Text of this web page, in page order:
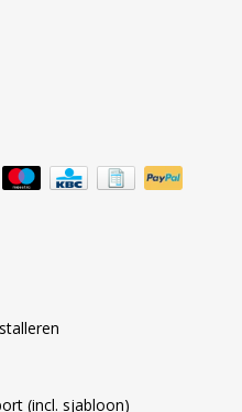
(incl. sjabloon)